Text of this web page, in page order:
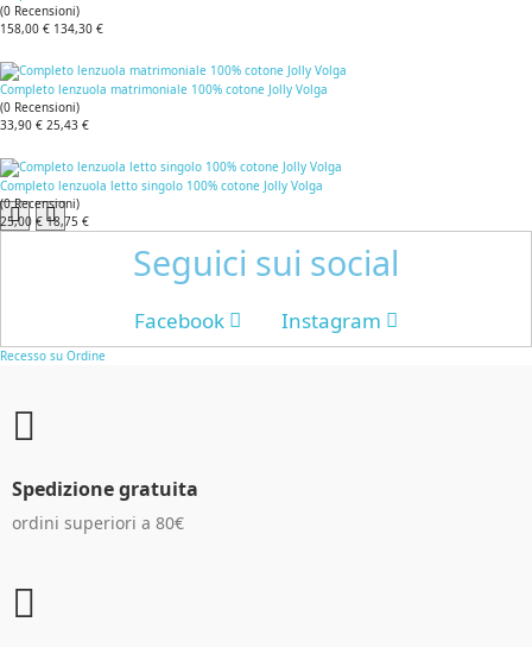
(0 Recensioni)
158,00 € 134,30 €
Completo lenzuola matrimoniale 100% cotone Jolly Volga
(0 Recensioni)
33,90 € 25,43 €
Completo lenzuola letto singolo 100% cotone Jolly Volga
(0Recensioni)
25,00 € 18,75 €
Seguici sui social
Facebook Instagram
Recesso su Ordine
Spedizione gratuita
ordini superiori a 80€